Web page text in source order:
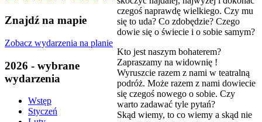
Znajdź na mapie
Zobacz wydarzenia na planie
2026 - wybrane
wydarzenia
Wstęp
Styczeń
czegoś naprawdę wielkiego. Czy mu
się to uda? Co zdobędzie? Czego
dowie się o świecie i o sobie samym?
Kto jest naszym bohaterem?
Zapraszamy na widownię !
Wyruszcie razem z nami w teatralną
podróż. Może razem z nami dowiecie
się czegoś nowego o sobie. Czy
warto zadawać tyle pytań?
Skąd wiemy, to co wiemy a skąd nie